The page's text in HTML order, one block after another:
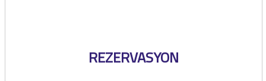
REZERVASYON